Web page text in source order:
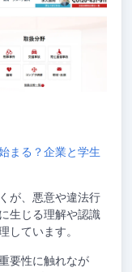
まる？企業と学生
が、悪意や違法行
生じる理解や認識
しています。
要性に触れなが